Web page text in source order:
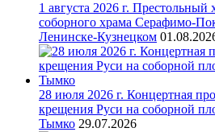
1 августа 2026 г.
соборного храма Серафимо-
Ленинске-Кузнецком
28 июля 2026 г. Концертная
крещения Руси на соборной
Тымко 29.07.2026